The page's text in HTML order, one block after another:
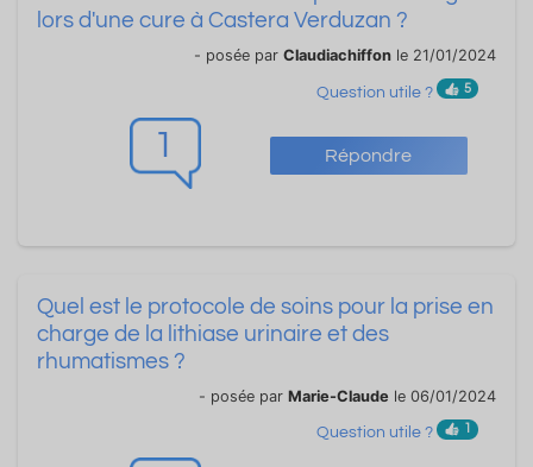
1 Répondre
lors d'une cure à Castera Verduzan ?
- posée par Claudiachiffon le 21/01/2024
Question utile ? 5
Quel est le protocole de soins pour la prise en
charge de la lithiase urinaire et des
rhumatismes ?
- posée par Marie-Claude le 06/01/2024
Question utile ? 1